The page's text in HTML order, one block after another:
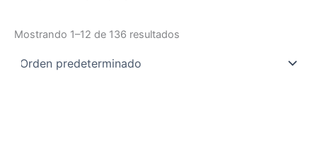
Mostrando 1–12 de 136 resultados